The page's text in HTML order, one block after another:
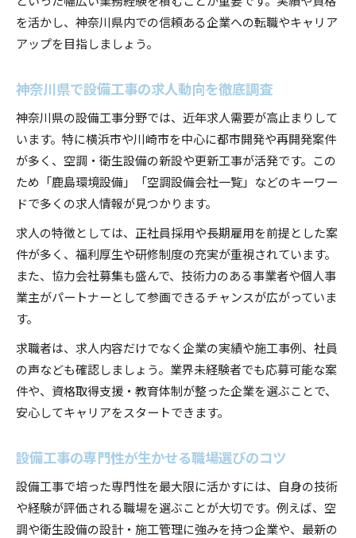
を活かし、神奈川県内での信頼ある企業への転職やキャリア
アップを目指しましょう。
神奈川県で設備工事の求人動向を徹底調査
神奈川県の設備工事分野では、近年求人需要が高止まりして
います。特に横浜市や川崎市を中心に都市開発や再開発案件
が多く、空調・衛生設備の新設や更新工事が活発です。この
ため「鹿島環境設備」「空調設備会社一覧」などのキーワー
ドで多くの求人情報が見つかります。
求人の特徴としては、正社員採用や長期雇用を前提とした案
件が多く、福利厚生や研修制度の充実が重視されています。
また、協力会社募集も盛んで、技術力のある事業者や個人事
業主がパートナーとして参画できるチャンスが広がっていま
す。
求職者は、求人内容だけでなく企業の実績や施工事例、社員
の声なども確認しましょう。業界未経験者でも応募可能な案
件や、資格取得支援・教育体制が整った企業を選ぶことで、
安心してキャリアをスタートできます。
設備工事の専門性が生かせる職場選びのコツ
設備工事で培った専門性を最大限に活かすには、自身の技術
や経験が評価される職場を選ぶことが大切です。例えば、空
調や衛生設備の設計・施工管理に強みを持つ企業や、最新の